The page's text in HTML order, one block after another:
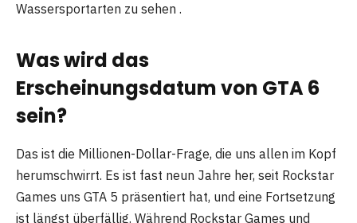
Wassersportarten zu sehen .
Was wird das
Erscheinungsdatum von GTA 6
sein?
Das ist die Millionen-Dollar-Frage, die uns allen im Kopf
herumschwirrt. Es ist fast neun Jahre her, seit Rockstar
Games uns GTA 5 präsentiert hat, und eine Fortsetzung
ist längst überfällig. Während Rockstar Games und